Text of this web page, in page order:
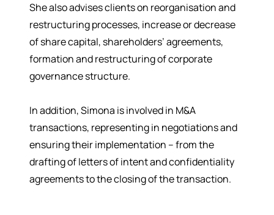
She also advises clients on reorganisation and
restructuring processes, increase or decrease
of share capital, shareholders’ agreements,
formation and restructuring of corporate
governance structure.
In addition, Simona is involved in M&A
transactions, representing in negotiations and
ensuring their implementation – from the
drafting of letters of intent and confidentiality
agreements to the closing of the transaction.